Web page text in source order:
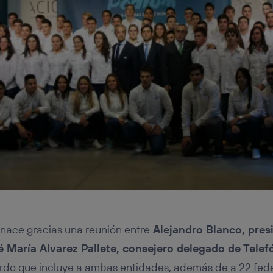
gracias una reunión entre Alejandro Blanco,
María Alvarez Pallete, consejero delegado de
que incluye a ambas entidades, además de a 22